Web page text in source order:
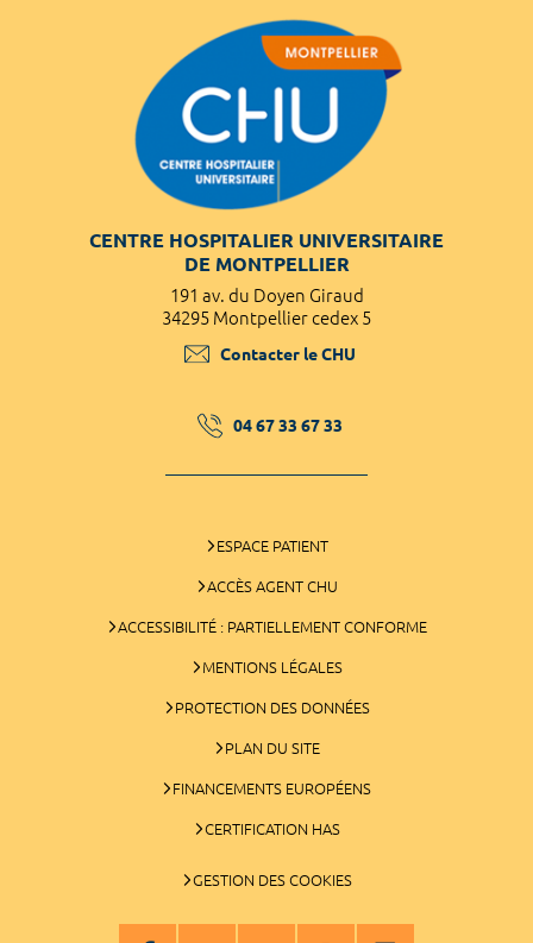
CENTRE HOSPITALIER UNIVERSITAIRE
DE MONTPELLIER
191 av. du Doyen Giraud
34295 Montpellier cedex 5
Contacter le CHU
04 67 33 67 33
ESPACE PATIENT
ACCÈS AGENT CHU
ACCESSIBILITÉ : PARTIELLEMENT CONFORME
MENTIONS LÉGALES
PROTECTION DES DONNÉES
PLAN DU SITE
FINANCEMENTS EUROPÉENS
CERTIFICATION HAS
GESTION DES COOKIES